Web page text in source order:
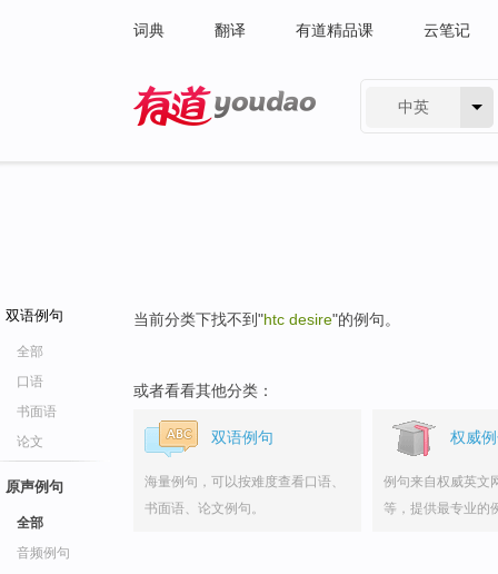
词典 翻译 有道精品课 云笔记
中英
双语例句
全部
口语
书面语
论文
原声例句
全部
音频例句
当前分类下找不到"htc desire"的例句。
或者看看其他分类：
双语例句
海量例句，可以按难度查看口语、
书面语、论文例句。
权威
例句来自权威英文
等，提供最专业的